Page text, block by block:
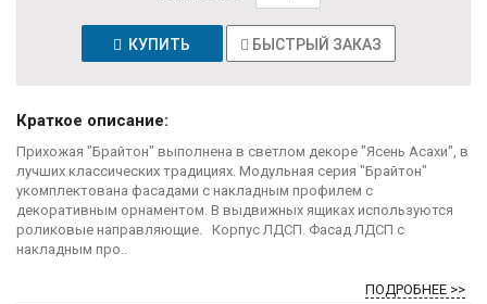
КУПИТЬ БЫСТРЫЙ ЗАКАЗ
Краткое описание:
Прихожая "Брайтон" выполнена в светлом декоре "Ясень Асахи", в
лучших классических традициях. Модульная серия "Брайтон"
укомплектована фасадами с накладным профилем с
декоративным орнаментом. В выдвижных ящиках используются
роликовые направляющие. Корпус ЛДСП. Фасад ЛДСП с
накладным про..
ПОДРОБНЕЕ >>